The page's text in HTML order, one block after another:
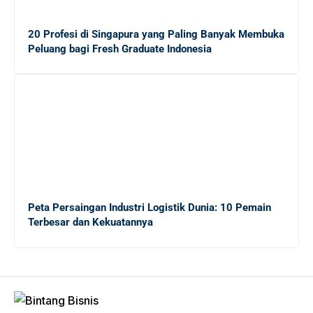
Mengungkap Dunia Freelance: Apakah Ekonomi Gig
Tepat untuk Lulusan Baru?
20 Profesi di Singapura yang Paling Banyak Membuka
Peluang bagi Fresh Graduate Indonesia
Peta Persaingan Industri Logistik Dunia: 10 Pemain
Terbesar dan Kekuatannya